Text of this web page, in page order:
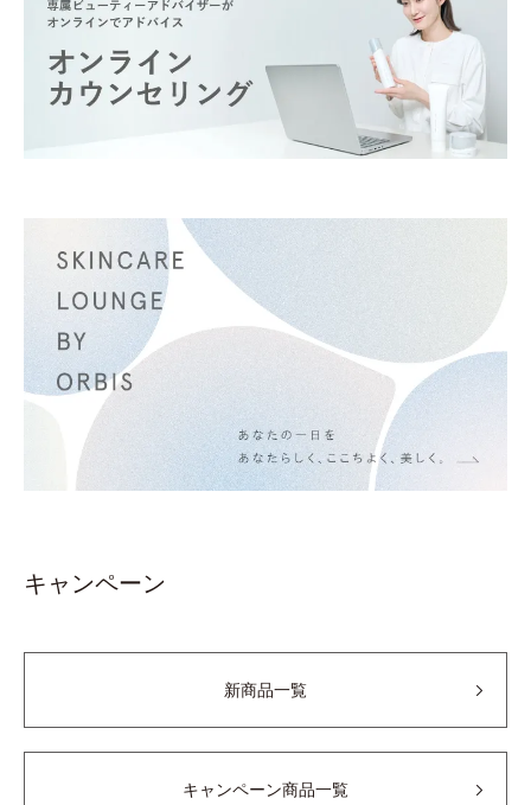
キャンペーン
新商品一覧
キャンペーン商品一覧